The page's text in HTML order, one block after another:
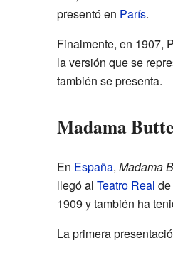
presentó en París.
Finalmente, en 1907,
la versión que se
también se presenta.
Madama
En España, Madama
llegó al Teatro Real de
1909 y también ha
La primera